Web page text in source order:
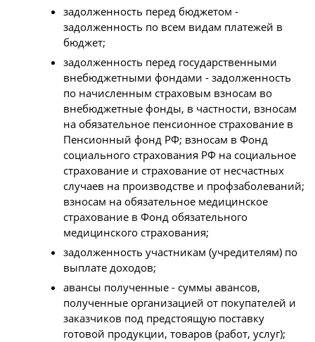
задолженность перед бюджетом -
задолженность по всем видам платежей в
бюджет;
задолженность перед государственными
внебюджетными фондами - задолженность
по начисленным страховым взносам во
внебюджетные фонды, в частности, взносам
на обязательное пенсионное страхование в
Пенсионный фонд РФ; взносам в Фонд
социального страхования РФ на социальное
страхование и страхование от несчастных
случаев на производстве и профзаболеваний;
взносам на обязательное медицинское
страхование в Фонд обязательного
медицинского страхования;
задолженность участникам (учредителям) по
выплате доходов;
авансы полученные - суммы авансов,
полученные организацией от покупателей и
заказчиков под предстоящую поставку
готовой продукции, товаров (работ, услуг);